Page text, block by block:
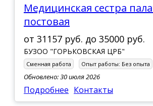
Медицинская сестра палатная/
постовая
от 31157 руб. до 35000 руб.
БУЗОО "ГОРЬКОВСКАЯ ЦРБ"
Сменная работа Опыт работы: Без опыта
Обновлено: 30 июля 2026
Подробнее Контакты